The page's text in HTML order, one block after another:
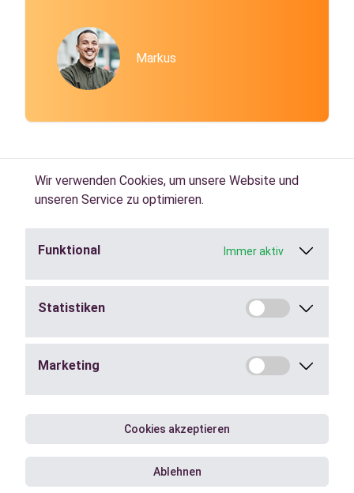
Wir verwenden Cookies, um unsere Website und
unseren Service zu optimieren.
Funktional Immer aktiv
Statistiken
Marketing
Cookies akzeptieren
Ablehnen
Markus
Jobs in der
Zeitarbeit
finden.
Städte
Berufe
Blog